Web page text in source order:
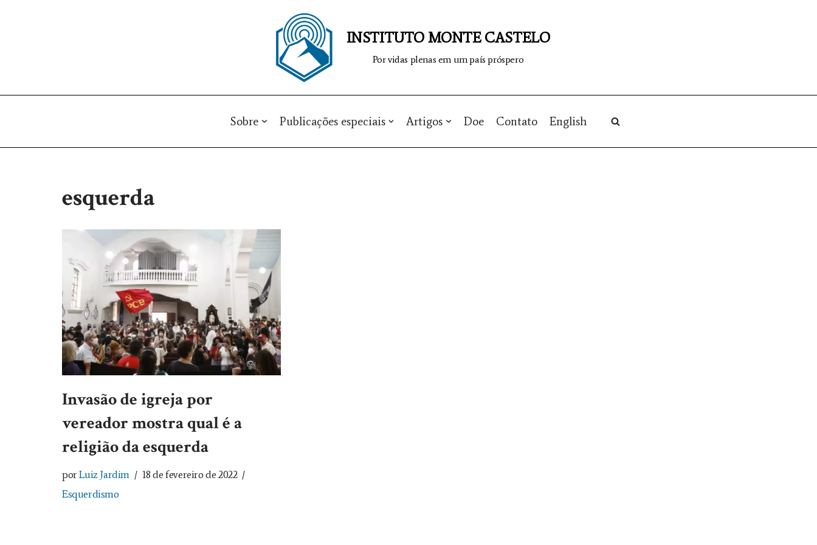
conteúdo
INSTITUTO MONTE CASTELO
Por vidas plenas em um país próspero
Sobre Publicações especiais Artigos Doe Contato English
esquerda
Invasão de igreja por
vereador mostra qual é a
religião da esquerda
porLuiz Jardim
18 de fevereiro de 2022
Esquerdismo